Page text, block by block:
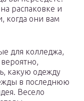
распаковке и
когда они вам
для колледжа,
какую одежду
в последнюю
Весело